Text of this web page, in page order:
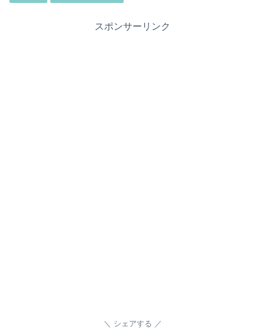
スポンサーリンク
シェアする